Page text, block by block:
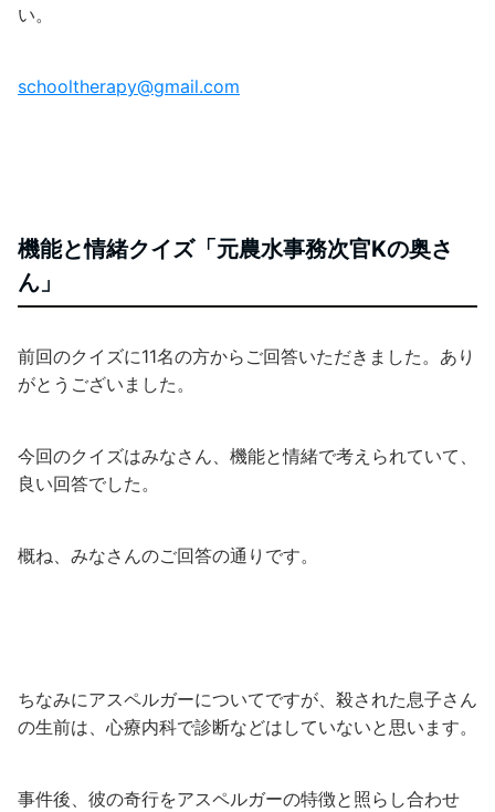
い。
schooltherapy@gmail.com
機能と情緒クイズ「元農水事務次官Kの奥さ
ん」
前回のクイズに11名の方からご回答いただきました。あり
がとうございました。
今回のクイズはみなさん、機能と情緒で考えられていて、
良い回答でした。
概ね、みなさんのご回答の通りです。
ちなみにアスペルガーについてですが、殺された息子さん
の生前は、心療内科で診断などはしていないと思います。
事件後、彼の奇行をアスペルガーの特徴と照らし合わせ